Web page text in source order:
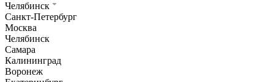
Челябинск
Санкт-Петербург
Москва
Челябинск
Самара
Калининград
Воронеж